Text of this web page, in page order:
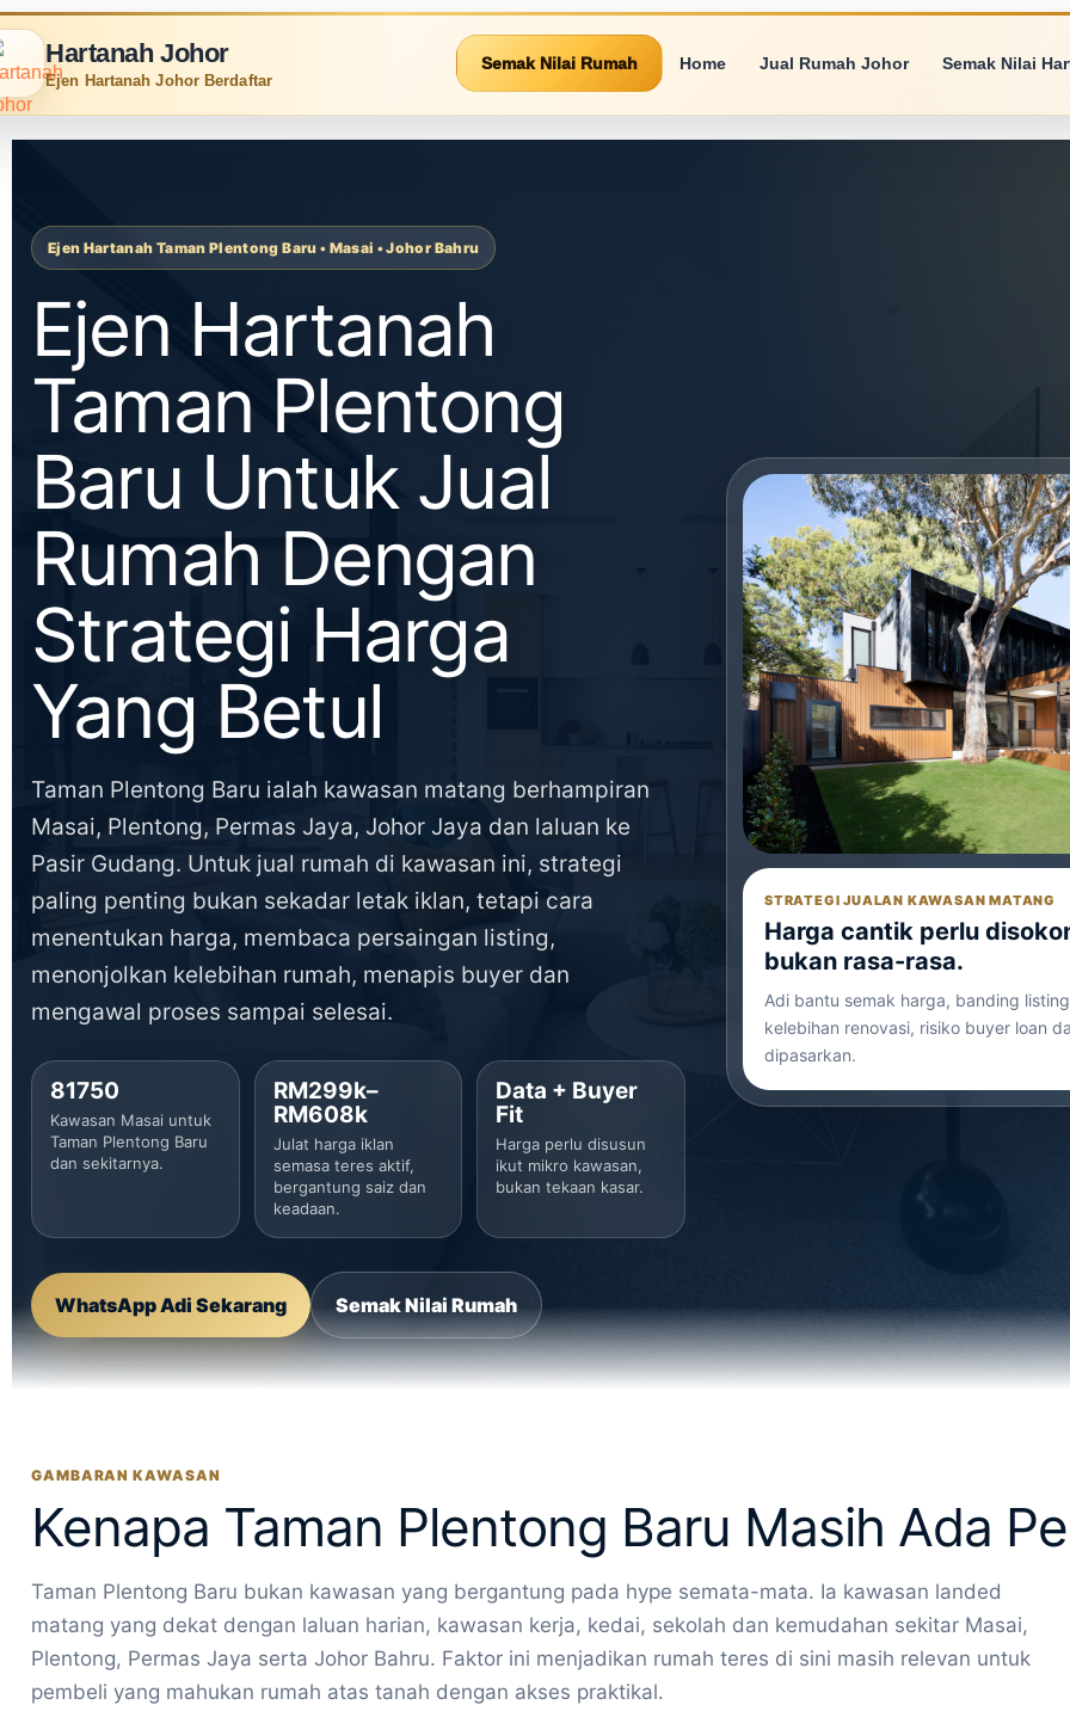
Hartanah Johor
Ejen Hartanah Johor Berdaftar
Semak Nilai Rumah Home Jual Rumah Johor Semak Nilai
Ejen Hartanah Taman Plentong Baru • Masai • Johor Bahru
Ejen Hartanah
Taman Plentong
Baru Untuk Jual
Rumah Dengan
Strategi Harga
Yang Betul
Taman Plentong Baru ialah kawasan matang berhampiran
Masai, Plentong, Permas Jaya, Johor Jaya dan laluan ke
Pasir Gudang. Untuk jual rumah di kawasan ini, strategi
paling penting bukan sekadar letak iklan, tetapi cara
menentukan harga, membaca persaingan listing,
menonjolkan kelebihan rumah, menapis buyer dan
mengawal proses sampai selesai.
81750
Kawasan Masai untuk
Taman Plentong Baru
dan sekitarnya.
RM299k–
RM608k
Julat harga iklan
semasa teres aktif,
bergantung saiz dan
keadaan.
Data + Buyer
Fit
Harga perlu disusun
ikut mikro kawasan,
bukan tekaan kasar.
WhatsApp Adi Sekarang Semak Nilai Rumah
STRATEGI JUALAN KAWASAN MATANG
Harga cantik perlu
bukan rasa-rasa.
Adi bantu semak harga, banding
kelebihan renovasi, risiko buyer loan
dipasarkan.
GAMBARAN KAWASAN
Kenapa Taman Plentong Baru Masih Ada
Taman Plentong Baru bukan kawasan yang bergantung pada hype semata-mata. Ia kawasan landed
matang yang dekat dengan laluan harian, kawasan kerja, kedai, sekolah dan kemudahan sekitar Masai,
Plentong, Permas Jaya serta Johor Bahru. Faktor ini menjadikan rumah teres di sini masih relevan untuk
pembeli yang mahukan rumah atas tanah dengan akses praktikal.